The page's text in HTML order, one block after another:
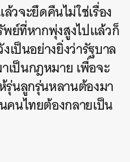
วจะยึดคืนไม่ใช่เรื่อง
พย์ที่หากพุ่งสูงไปแล้วก็
เป็นอย่างยิ่งว่ารัฐบาล
ป็นกฎหมาย เพื่อจะ
รุ่นลูกรุ่นหลานต้องมา
นไทยต้องกลายเป็น